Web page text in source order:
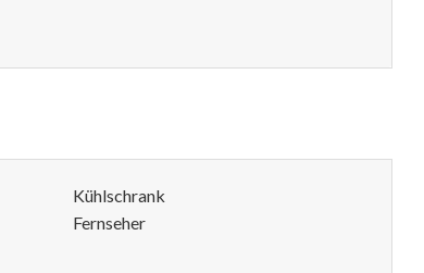
Kühlschrank
Fernseher